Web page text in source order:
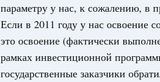
параметру у нас, к сожалению, в
Если в 2011 году у нас освоение
это освоение (фактически
рамках инвестиционной
государственные заказчики